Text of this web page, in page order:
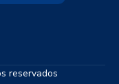
reservados